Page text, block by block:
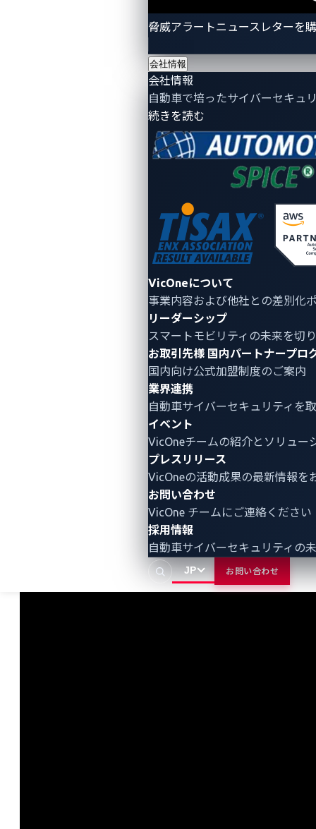
脅威アラートニュースレターを
会社情報
会社情報
自動車で培ったサイバーセキュ
続きを読む
VicOneについて
事業内容および他社との差別化
リーダーシップ
スマートモビリティの未来を切
お取引先様 国内パートナープロ
国内向け公式加盟制度のご案内
業界連携
自動車サイバーセキュリティ を
イベント
VicOneチームの紹介とソリュー
プレスリリース
VicOneの活動成果の最新情報を
お問い合わせ
VicOne チームにご連絡ください
採用情報
自動車サイバーセキュリティの
JP お問い合わせ
（IVI）システムへの潜入
次の攻略段階では、モバイルネットワーク通信を処理
するように設計されたオープンソースのテレフォニー
ソフトウェアであるOfonoを実行するTeslaのIVIシス
テムが標的となりました。TeslaはOfonoをカスタマイ
ズし、LTE接続カードとの通信用プラグインを追加し
ましたが、このプラグインにはヒープ バッファ オーバ
ーフローの脆弱性が存在していました。Synacktivは、
リエンテッド プログラミング（ROP）などの高度な技
法を用いて脆弱性を悪用しました。また、リサーチャ
ーはXPINセキュリティモジュールを回避し、メモリ マ
ッピングのバグを悪用することで検出を回避しまし
サンドボックスの回避
Ofonoのdaemon（モバイルネットワーク通信の管理
を担当するバックグラウンドプロセス）は、MiniJail、
SecComp、AppArmor、iptablesなどのセキュリティ
対策により、厳重にサンドボックス化されていまし
た。しかし、このデーモンにはネットワーク管理者の
権限が与えられていたため、リサーチャーはネットワ
ーク構成を変更し、IVIシステムからTesla（テスラ）
のセキュリティゲートウェイにパケットを転送するこ
とで、サンドボックスの保護を回避することができま